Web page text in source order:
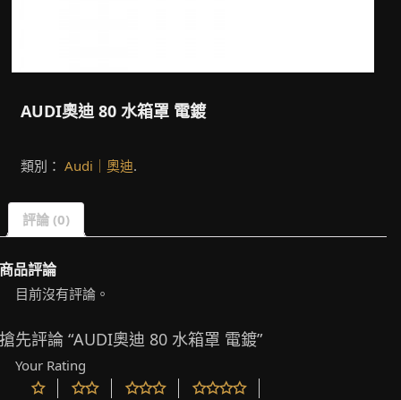
AUDI奧迪 80 水箱罩 電鍍
類別： Audi｜奧迪.
評論 (0)
品評論
目前沒有評論。
先評論 “AUDI奧迪 80 水箱罩 電鍍”
Your Rating